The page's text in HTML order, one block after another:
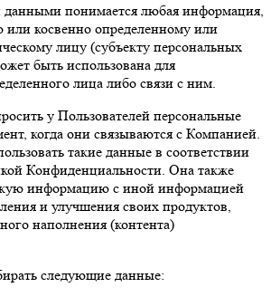
понимается любая информация,
или косвенно определенному или
лицу (субъекту персональных
быть использована для
лица либо связи с ним.
у Пользователей персональные
когда они связываются с Компанией.
такие данные в соответствии
Конфиденциальности. Она также
информацию с иной информацией
и улучшения своих продуктов,
наполнения (контента)
следующие данные: